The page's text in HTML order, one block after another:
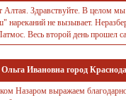
Алтая. Здравствуйте. В целом
нареканий не вызывает.
Весь второй день прошел
Ивановна город
Назаром выражаем